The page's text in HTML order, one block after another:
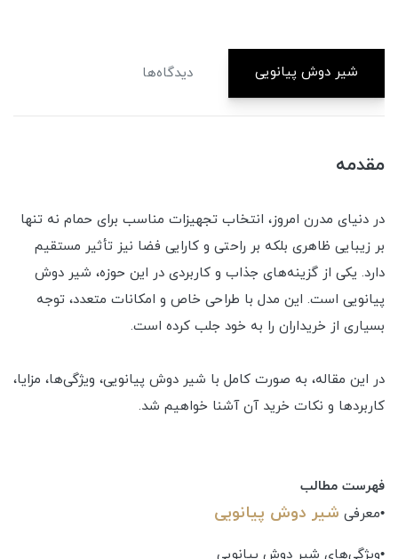
شیر دوش پیانویی دیدگاه‌ها
مقدمه
در دنیای مدرن امروز، انتخاب تجهیزات مناسب برای حمام نه تنها
بر زیبایی ظاهری بلکه بر راحتی و کارایی فضا نیز تأثیر مستقیم
دارد. یکی از گزینه‌های جذاب و کاربردی در این حوزه، شیر دوش
پیانویی است. این مدل با طراحی خاص و امکانات متعدد، توجه
بسیاری از خریداران را به خود جلب کرده است.
در این مقاله، به صورت کامل با شیر دوش پیانویی، ویژگی‌ها، مزایا،
کاربردها و نکات خرید آن آشنا خواهیم شد.
فهرست مطالب
•معرفی شیر دوش پیانویی
•ویژگی‌های شیر دوش پیانویی